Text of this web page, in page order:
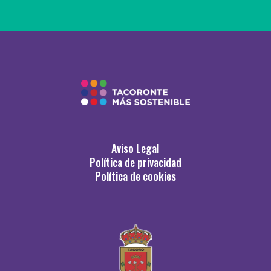
Aviso Legal
Política de privacidad
Política de cookies